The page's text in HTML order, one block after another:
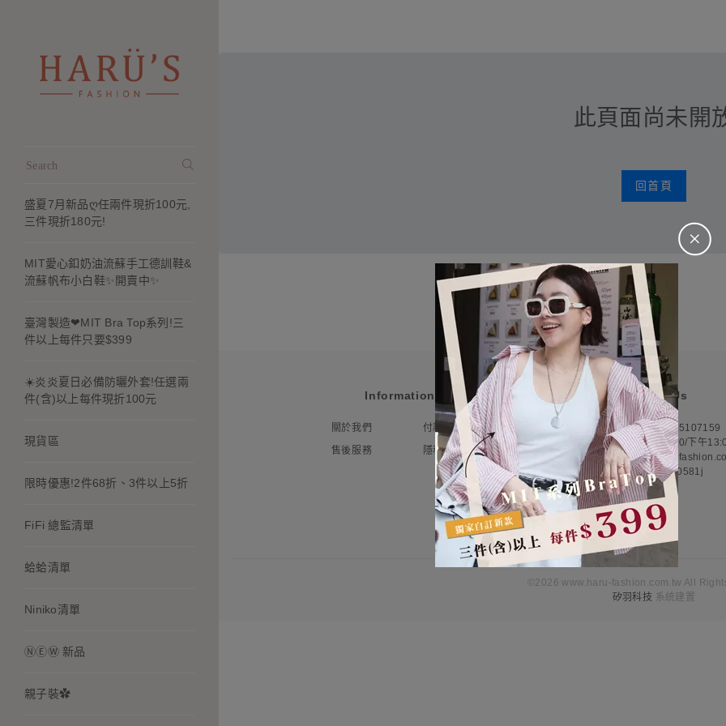
＋
盛夏7月新品ღ任兩件現折100元,
三件現折180元!
MIT愛心釦奶油流蘇手工德訓鞋&
流蘇帆布小白鞋✨開賣中✨
臺灣製造❤MIT Bra Top系列!三
件以上每件只要$399
☀️炎炎夏日必備防曬外套!任選兩
件(含)以上每件現折100元
現貨區
限時優惠!2件68折、3件以上5折
FiFi 總監清單
蛤蛤清單
Niniko清單
ⓃⒺⓌ 新品
親子裝✿
此頁面尚未開
回首頁
Information
關於我們
付款與運送
售後服務
隱私權政策
Contact Us
評云有限公司 統編:85107159
營業時間：平日早上9:00-12:00/下午
客服信箱：haru@haru-
客服line：@doi0581j
©2026 www.haru-fashion.com.tw All
矽羽科技 系統建置